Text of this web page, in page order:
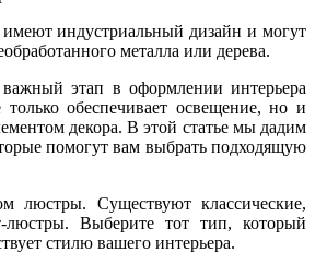
индустриальный дизайн и могут
металла или дерева.
этап в оформлении интерьера
обеспечивает освещение, но и
декора. В этой статье мы дадим
помогут вам выбрать подходящую
люстры. Существуют классические,
люстры. Выберите тот тип, который
стилю вашего интерьера.